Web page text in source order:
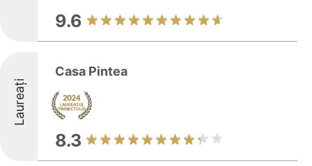
9.6
Laureați
Casa Pintea
8.3